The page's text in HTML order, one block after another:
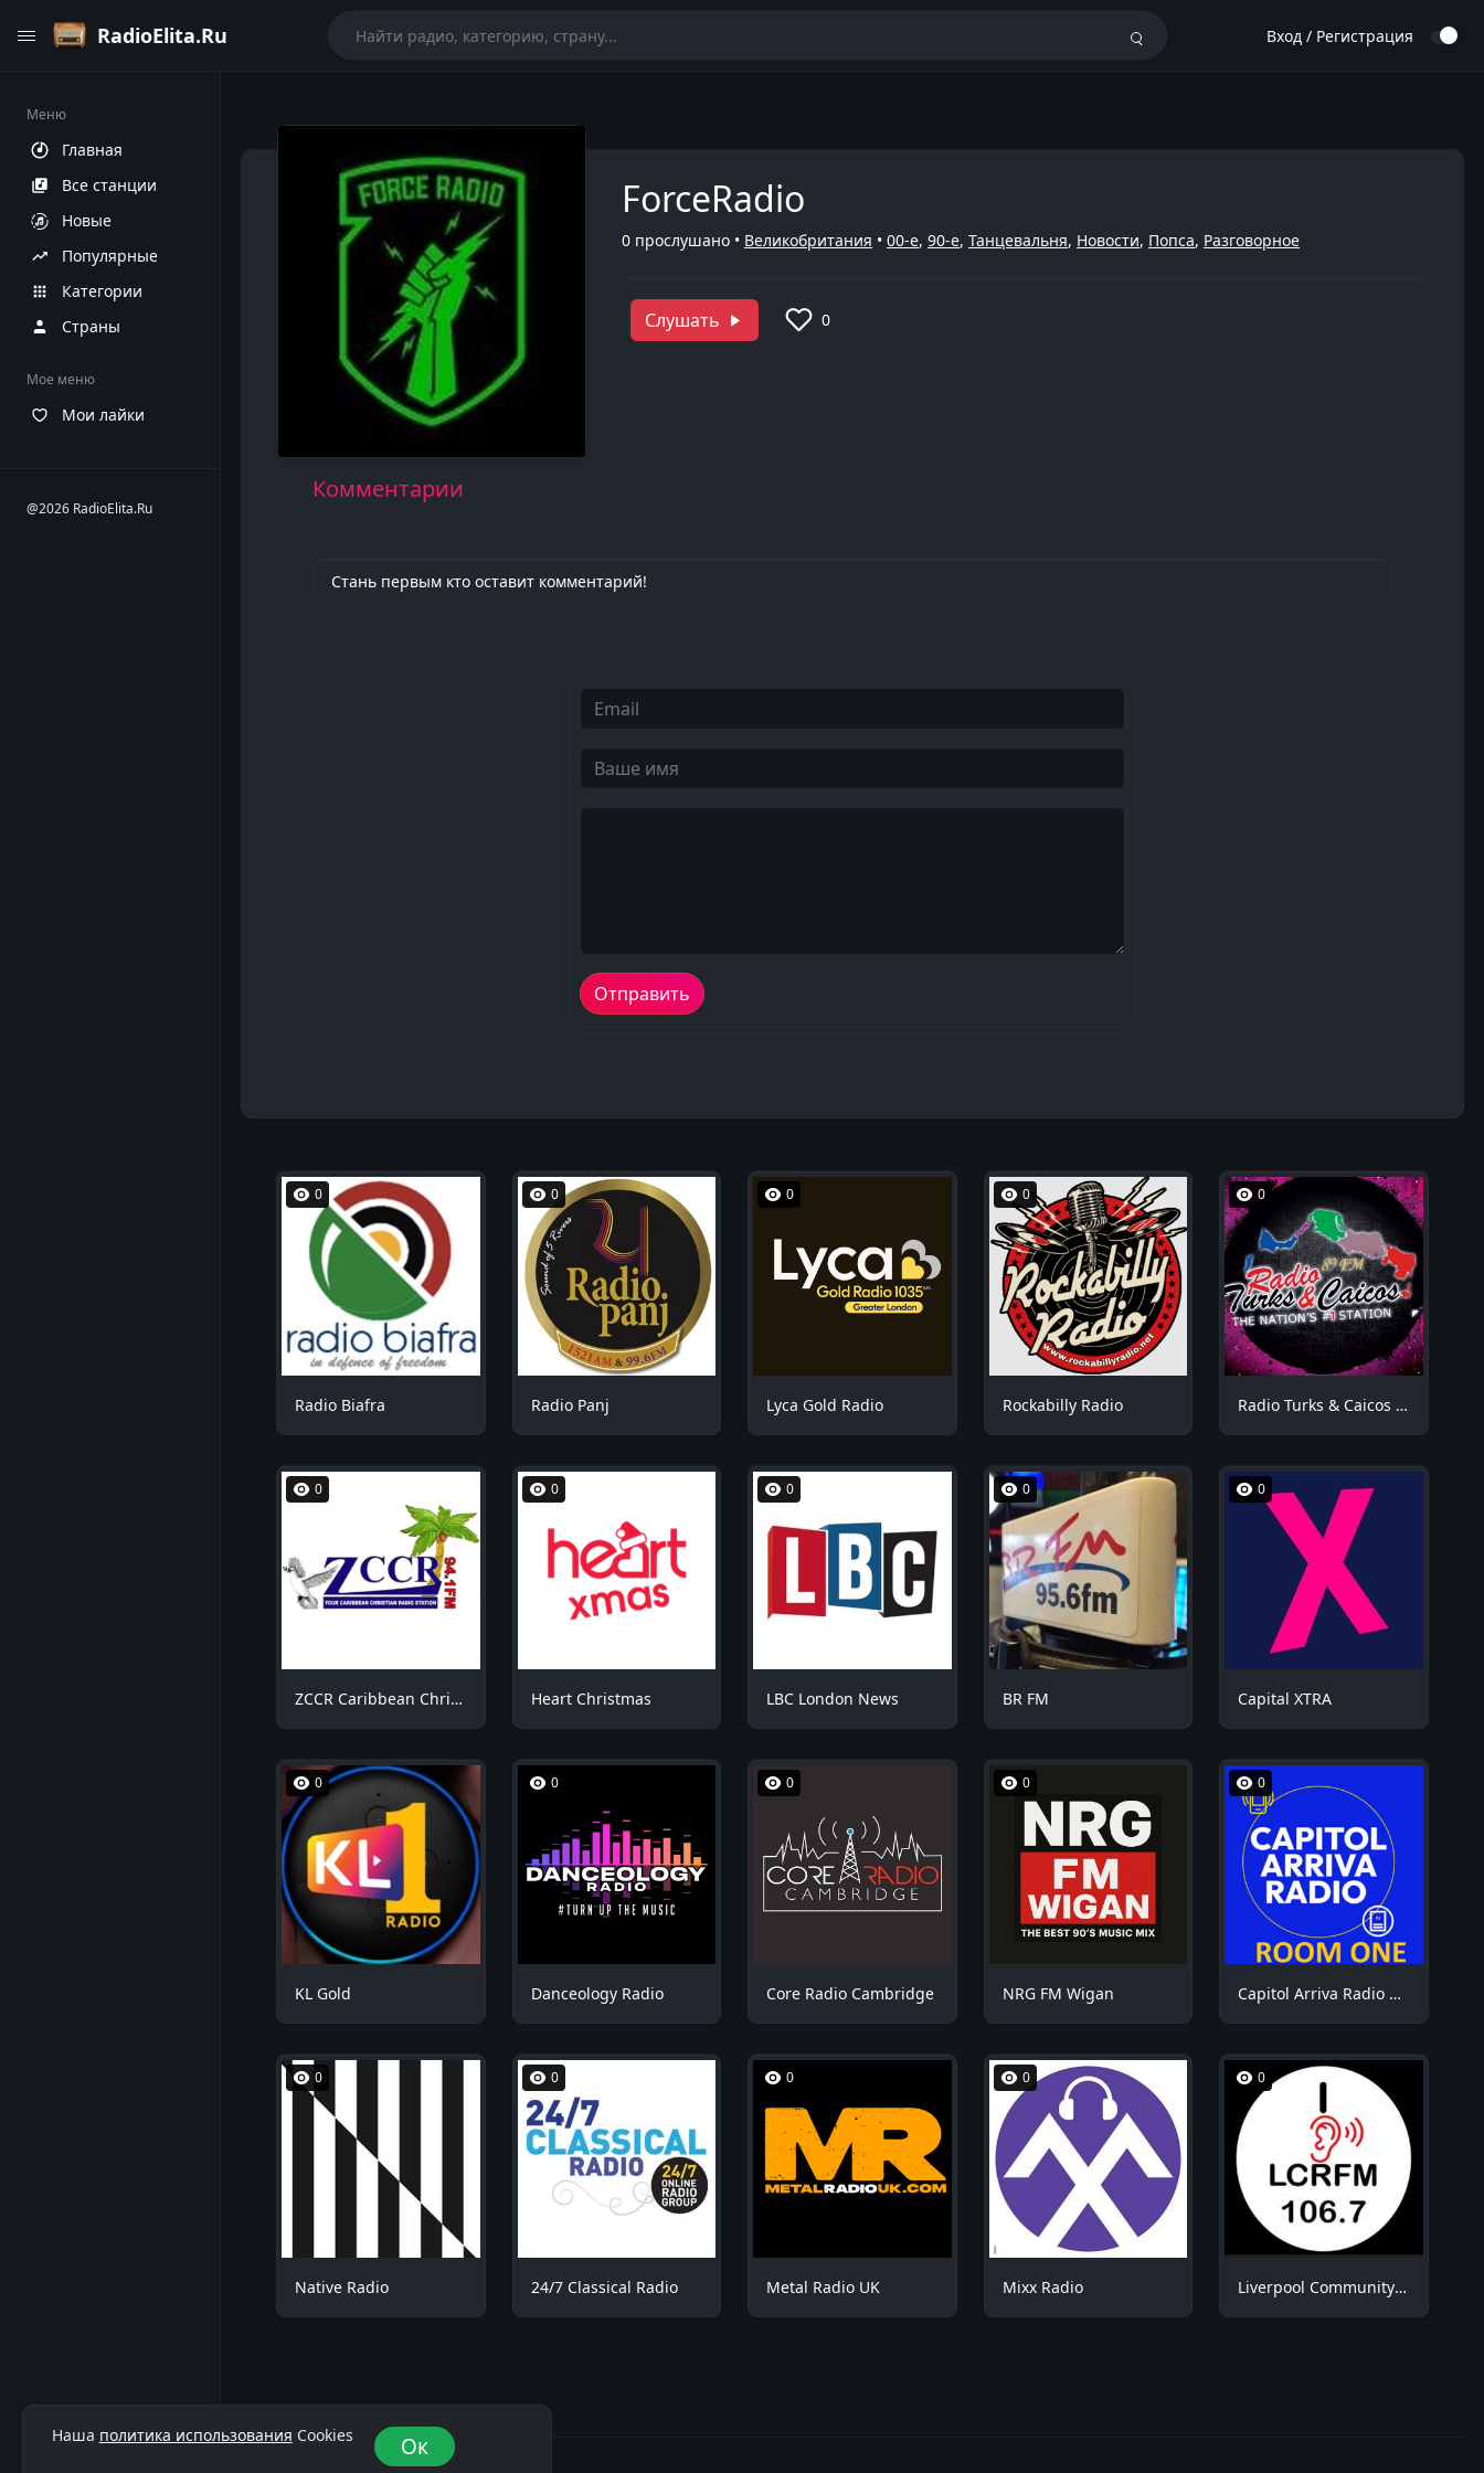
RadioElita.Ru Вход / Регистрация
Меню
Главная
Все станции
Новые
Популярные
Категории
Страны
Мое меню
Мои лайки
@2026 RadioElita.Ru
ForceRadio
0 прослушано • Великобритания • 00-е, 90-е, Танцевальня, Новости, Попса, Разговорное
Слушать 0
Комментарии
Стань первым кто оставит комментарий!
0
Radio Biafra
0
Radio Panj
0
Lyca Gold Radio
0
Rockabilly Radio
0
Radio Turks & Caicos RTCFM
0
ZCCR Caribbean Christian Radio
0
Heart Christmas
0
LBC London News
0
BR FM
0
Capital XTRA
0
KL Gold
0
Danceology Radio
0
Core Radio Cambridge
0
NRG FM Wigan
0
Capitol Arriva Radio ROOM1
0
Native Radio
0
24/7 Classical Radio
0
Metal Radio UK
0
Mixx Radio
0
Liverpool Community Radio (LCR FM)
Наша политика использования Cookies Ок